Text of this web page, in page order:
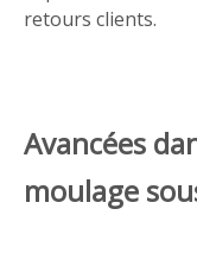
retours clients.
Avancées
moulage